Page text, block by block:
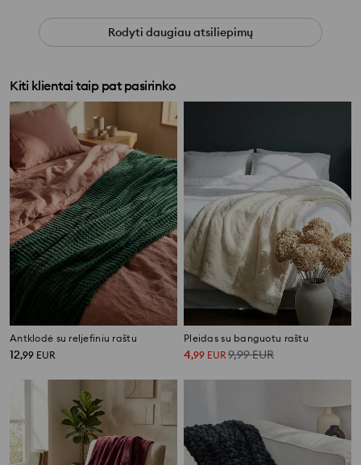
Rodyti daugiau atsiliepimų
Kiti klientai taip pat pasirinko
Antklodė su reljefiniu raštu
12,99 EUR
Pleidas su banguotu raštu
4,99 EUR9,99EUR